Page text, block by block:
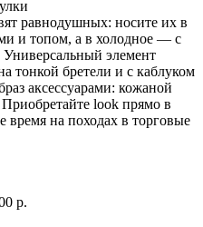
равнодушных: носите их в
и топом, а в холодное — с
элемент
тонкой бретели и с каблуком
аксессуарами: кожаной
look прямо в
время на походах в торговые
р.